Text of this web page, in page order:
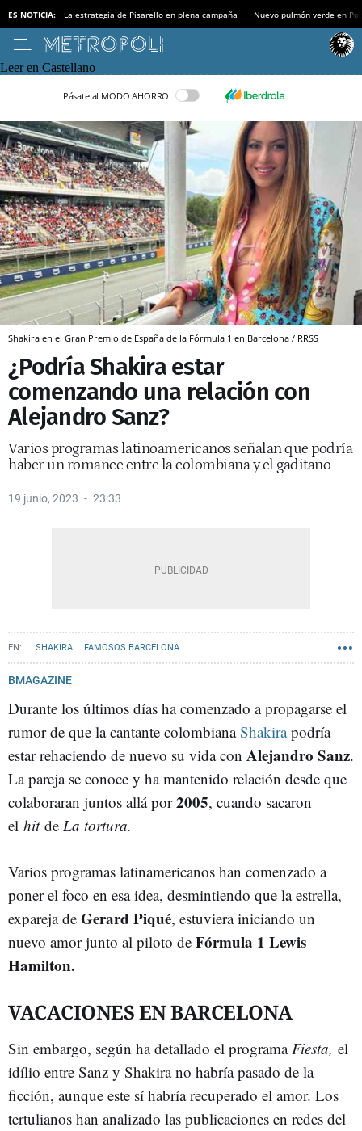
ES NOTICIA: La estrategia de Pisarello en plena campaña Nuevo pulmón verde en
Leer en Castellano
Pásate al MODO AHORRO
Shakira en el Gran Premio de España de la Fórmula 1 en Barcelona / RRSS
¿Podría Shakira estar
comenzando una relación con
Alejandro Sanz?
Varios programas latinoamericanos señalan que podría
haber un romance entre la colombiana y el gaditano
19 junio, 2023 23:33
SHAKIRA FAMOSOS BARCELONA
BMAGAZINE
Durante los últimos días ha comenzado a propagarse el
rumor de que la cantante colombianaShakirapodría
estar rehaciendo de nuevo su vida con Alejandro Sanz.
La pareja se conoce y ha mantenido relación desde que
colaboraran juntos allá por2005, cuando sacaron
el hit de La tortura.
Varios programas latinamericanos han comenzado a
poner el foco en esa idea, desmintiendo que la estrella,
expareja de Gerard Piqué, estuviera iniciando un
nuevo amor junto al piloto de Fórmula 1 Lewis
Hamilton.
VACACIONES EN BARCELONA
Sin embargo, según ha detallado el programaFiesta, el
idílio entre Sanz y Shakira no habría pasado de la
ficción, aunque este sí habría recuperado el amor. Los
tertulianos han analizado las publicaciones en redes del